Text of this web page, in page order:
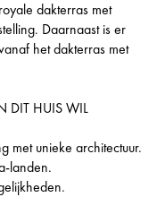
dakterras met
Daarnaast is er
het dakterras met
DIT HUIS WIL
met unieke architectuur.
landen.